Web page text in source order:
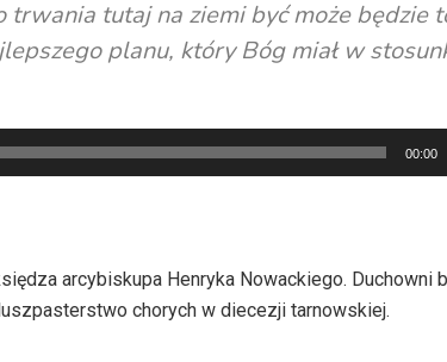
trwania tutaj na ziemi być może będzie
planu, który Bóg miał w
00:00
arcybiskupa Henryka Nowackiego. Duchowni
chorych w diecezji tarnowskiej.